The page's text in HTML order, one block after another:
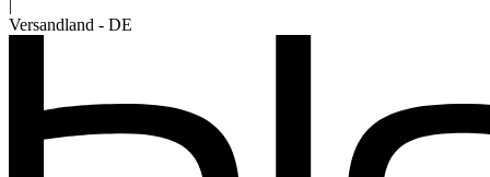
Versandland - DE